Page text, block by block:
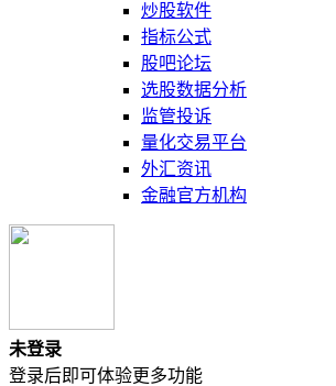
炒股软件
指标公式
股吧论坛
选股数据分析
监管投诉
量化交易平台
外汇资讯
金融官方机构
未登录
登录后即可体验更多功能